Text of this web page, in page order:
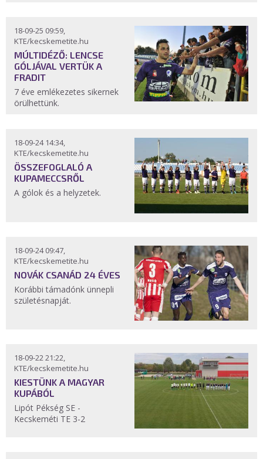
18-09-25 09:59,
KTE/kecskemetite.hu
MÚLTIDÉZŐ: LENCSE
GÓLJÁVAL VERTÜK A
FRADIT
7 éve emlékezetes sikernek
örülhettünk.
18-09-24 14:34,
KTE/kecskemetite.hu
ÖSSZEFOGLALÓ A
KUPAMECCSRŐL
A gólok és a helyzetek.
18-09-24 09:47,
KTE/kecskemetite.hu
NOVÁK CSANÁD 24 ÉVES
Korábbi támadónk ünnepli
születésnapját.
18-09-22 21:22,
KTE/kecskemetite.hu
KIESTÜNK A MAGYAR
KUPÁBÓL
Lipót Pékség SE -
Kecskeméti TE 3-2